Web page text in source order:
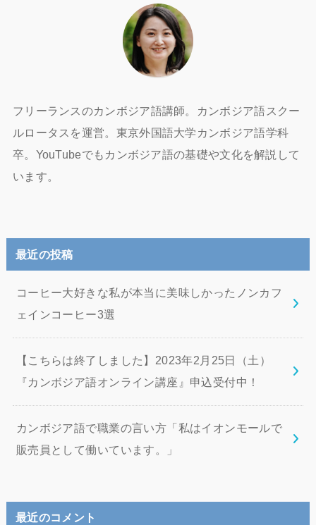
フリーランスのカンボジア語講師。カンボジア語スクー
ルロータスを運営。東京外国語大学カンボジア語学科
卒。YouTubeでもカンボジア語の基礎や文化を解説して
います。
最近の投稿
コーヒー大好きな私が本当に美味しかったノンカフ
ェインコーヒー3選
【こちらは終了しました】2023年2月25日（土）
『カンボジア語オンライン講座』申込受付中！
カンボジア語で職業の言い方「私はイオンモールで
販売員として働いています。」
最近のコメント